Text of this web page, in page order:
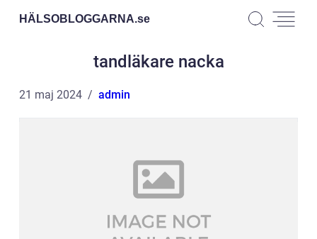
HÄLSOBLOGGARNA.se
tandläkare nacka
21 maj 2024 admin